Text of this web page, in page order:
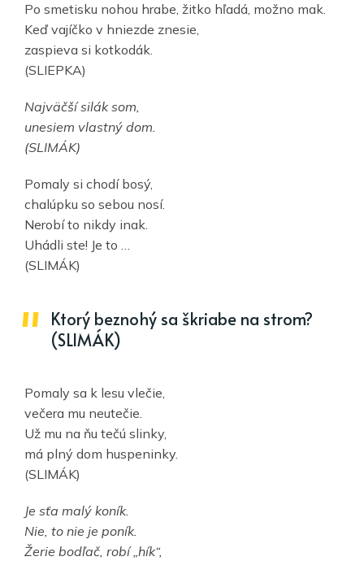
Po smetisku nohou hrabe, žitko hľadá, možno mak.
Keď vajíčko v hniezde znesie,
zaspieva si kotkodák.
(SLIEPKA)
Najväčší silák som,
unesiem vlastný dom.
(SLIMÁK)
Pomaly si chodí bosý,
chalúpku so sebou nosí.
Nerobí to nikdy inak.
Uhádli ste! Je to …
(SLIMÁK)
Ktorý beznohý sa škriabe na strom?
(SLIMÁK)
Pomaly sa k lesu vlečie,
večera mu neutečie.
Už mu na ňu tečú slinky,
má plný dom huspeninky.
(SLIMÁK)
Je sťa malý koník.
Nie, to nie je poník.
Žerie bodľač, robí „hík“,